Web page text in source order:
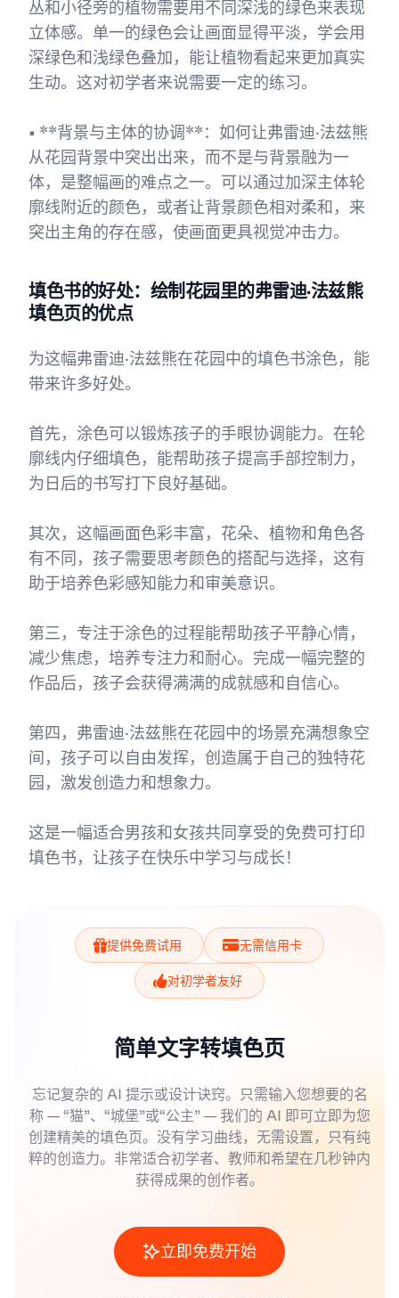
丛和小径旁的植物需要用不同深浅的绿色来表现
立体感。单一的绿色会让画面显得平淡，学会用
深绿色和浅绿色叠加，能让植物看起来更加真实
生动。这对初学者来说需要一定的练习。
• **背景与主体的协调**：如何让弗雷迪·法兹熊
从花园背景中突出出来，而不是与背景融为一
体，是整幅画的难点之一。可以通过加深主体轮
廓线附近的颜色，或者让背景颜色相对柔和，来
突出主角的存在感，使画面更具视觉冲击力。
填色书的好处：绘制花园里的弗雷迪·法兹熊
填色页的优点
为这幅弗雷迪·法兹熊在花园中的填色书涂色，能
带来许多好处。
首先，涂色可以锻炼孩子的手眼协调能力。在轮
廓线内仔细填色，能帮助孩子提高手部控制力，
为日后的书写打下良好基础。
其次，这幅画面色彩丰富，花朵、植物和角色各
有不同，孩子需要思考颜色的搭配与选择，这有
助于培养色彩感知能力和审美意识。
第三，专注于涂色的过程能帮助孩子平静心情，
减少焦虑，培养专注力和耐心。完成一幅完整的
作品后，孩子会获得满满的成就感和自信心。
第四，弗雷迪·法兹熊在花园中的场景充满想象空
间，孩子可以自由发挥，创造属于自己的独特花
园，激发创造力和想象力。
这是一幅适合男孩和女孩共同享受的免费可打印
填色书，让孩子在快乐中学习与成长！
提供免费试用 无需信用卡
对初学者友好
简单文字转填色页
忘记复杂的 AI 提示或设计诀窍。只需输入您想要的名
称 — “猫”、“城堡”或“公主” — 我们的 AI 即可立即为您
创建精美的填色页。没有学习曲线，无需设置，只有纯
粹的创造力。非常适合初学者、教师和希望在几秒钟内
获得成果的创作者。
立即免费开始